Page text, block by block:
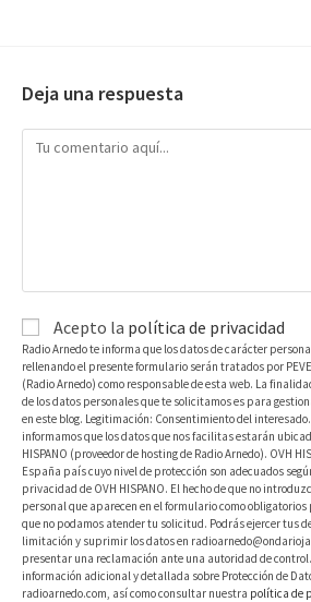
Deja una respuesta
Acepto la política de privacidad
Radio Arnedo te informa que los datos de carácter
rellenando el presente formulario serán tratados por
(Radio Arnedo) como responsable de esta web. La
de los datos personales que te solicitamos es para
en este blog. Legitimación: Consentimiento del
informamos que los datos que nos facilitas estarán
HISPANO (proveedor de hosting de Radio Arnedo). OVH
España país cuyo nivel de protección son adecuados
privacidad de OVH HISPANO. El hecho de que no
personal que aparecen en el formulario como obligatorios
que no podamos atender tu solicitud. Podrás ejercer tus
limitación y suprimir los datos en
presentar una reclamación ante una autoridad de
información adicional y detallada sobre Protección de
radioarnedo.com, así como consultar nuestra política de